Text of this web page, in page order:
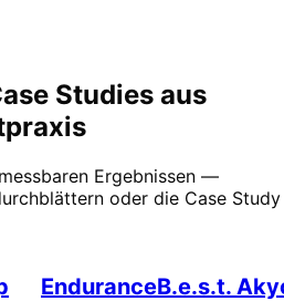
Studies aus
Ergebnissen —
oder die Case Study
EnduranceB.e.s.t.